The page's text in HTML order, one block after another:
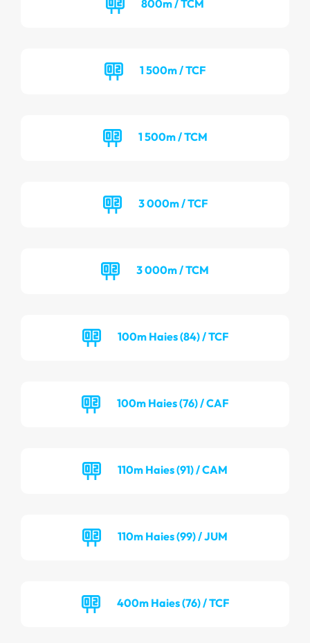
800m / TCM
1 500m / TCF
1 500m / TCM
3 000m / TCF
3 000m / TCM
100m Haies (84) / TCF
100m Haies (76) / CAF
110m Haies (91) / CAM
110m Haies (99) / JUM
400m Haies (76) / TCF